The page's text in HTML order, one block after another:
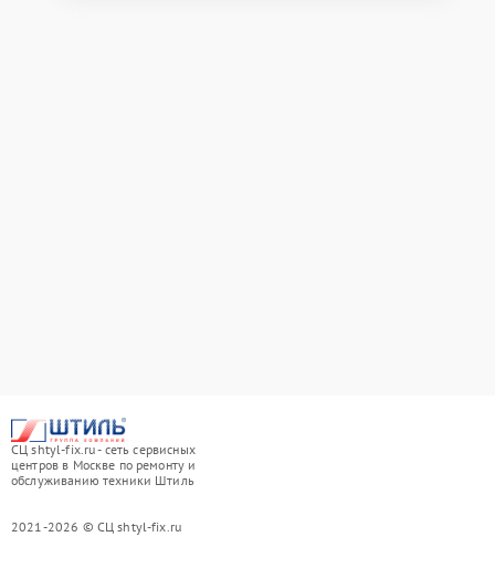
СЦ shtyl-fix.ru - сеть сервисных
центров в Москве по ремонту и
обслуживанию техники Штиль
2021-2026 © СЦ shtyl-fix.ru